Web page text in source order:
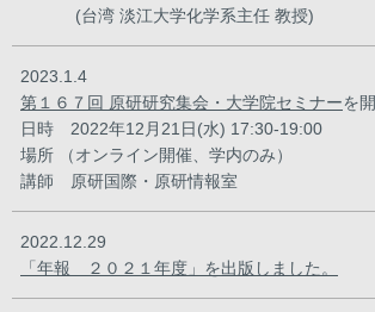
(台湾 淡江大学化学系主任 教授)
2023.1.4
第１６７回 原研研究集会・大学院セミナーを
日時 2022年12月21日(水) 17:30-19:00
場所 （オンライン開催、学内のみ）
講師 原研国際・原研情報室
2022.12.29
「年報 ２０２１年度」を出版しました。